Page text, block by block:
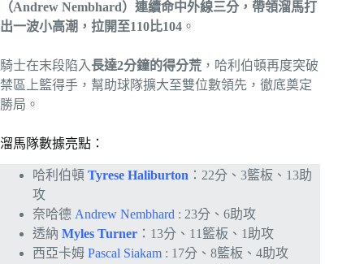
（Andrew Nembhard）連續命中外線三分，帶領溜馬打
出一波小高潮，拉開至110比104 。
騎士在末段陷入 長達2分鐘的得分荒 ，哈利伯頓再度突破
禁區上籃得手，幫助球隊擴大至雙位數領先，徹底奠定
勝局。
溜馬隊數據亮點：
哈利伯頓 Tyrese Haliburton ：22分、3籃板、13助
攻
奈哈德 Andrew Nembhard : 23分、6助攻
透納 Myles Turner ：13分、11籃板、1助攻
西亞卡姆 Pascal Siakam : 17分、8籃板、4助攻